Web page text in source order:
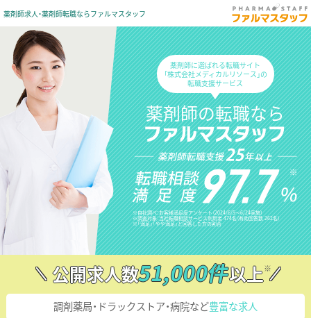
薬剤師求人・薬剤師転職ならファルマスタッフ
薬剤師に選ばれる転職サイト
「株式会社メディカルリソース」の
転職支援サービス
薬剤師の転職なら
※自社調べ：お客様満足度アンケート（2024/6/5〜6/24実施）
※調査対象：当社転職相談サービス利用者 474名（有効回答数 262名）
※「満足」「やや満足」と回答した方の割合
公開求人数51,000件以上※
調剤薬局・ドラックストア・病院など豊富な求人